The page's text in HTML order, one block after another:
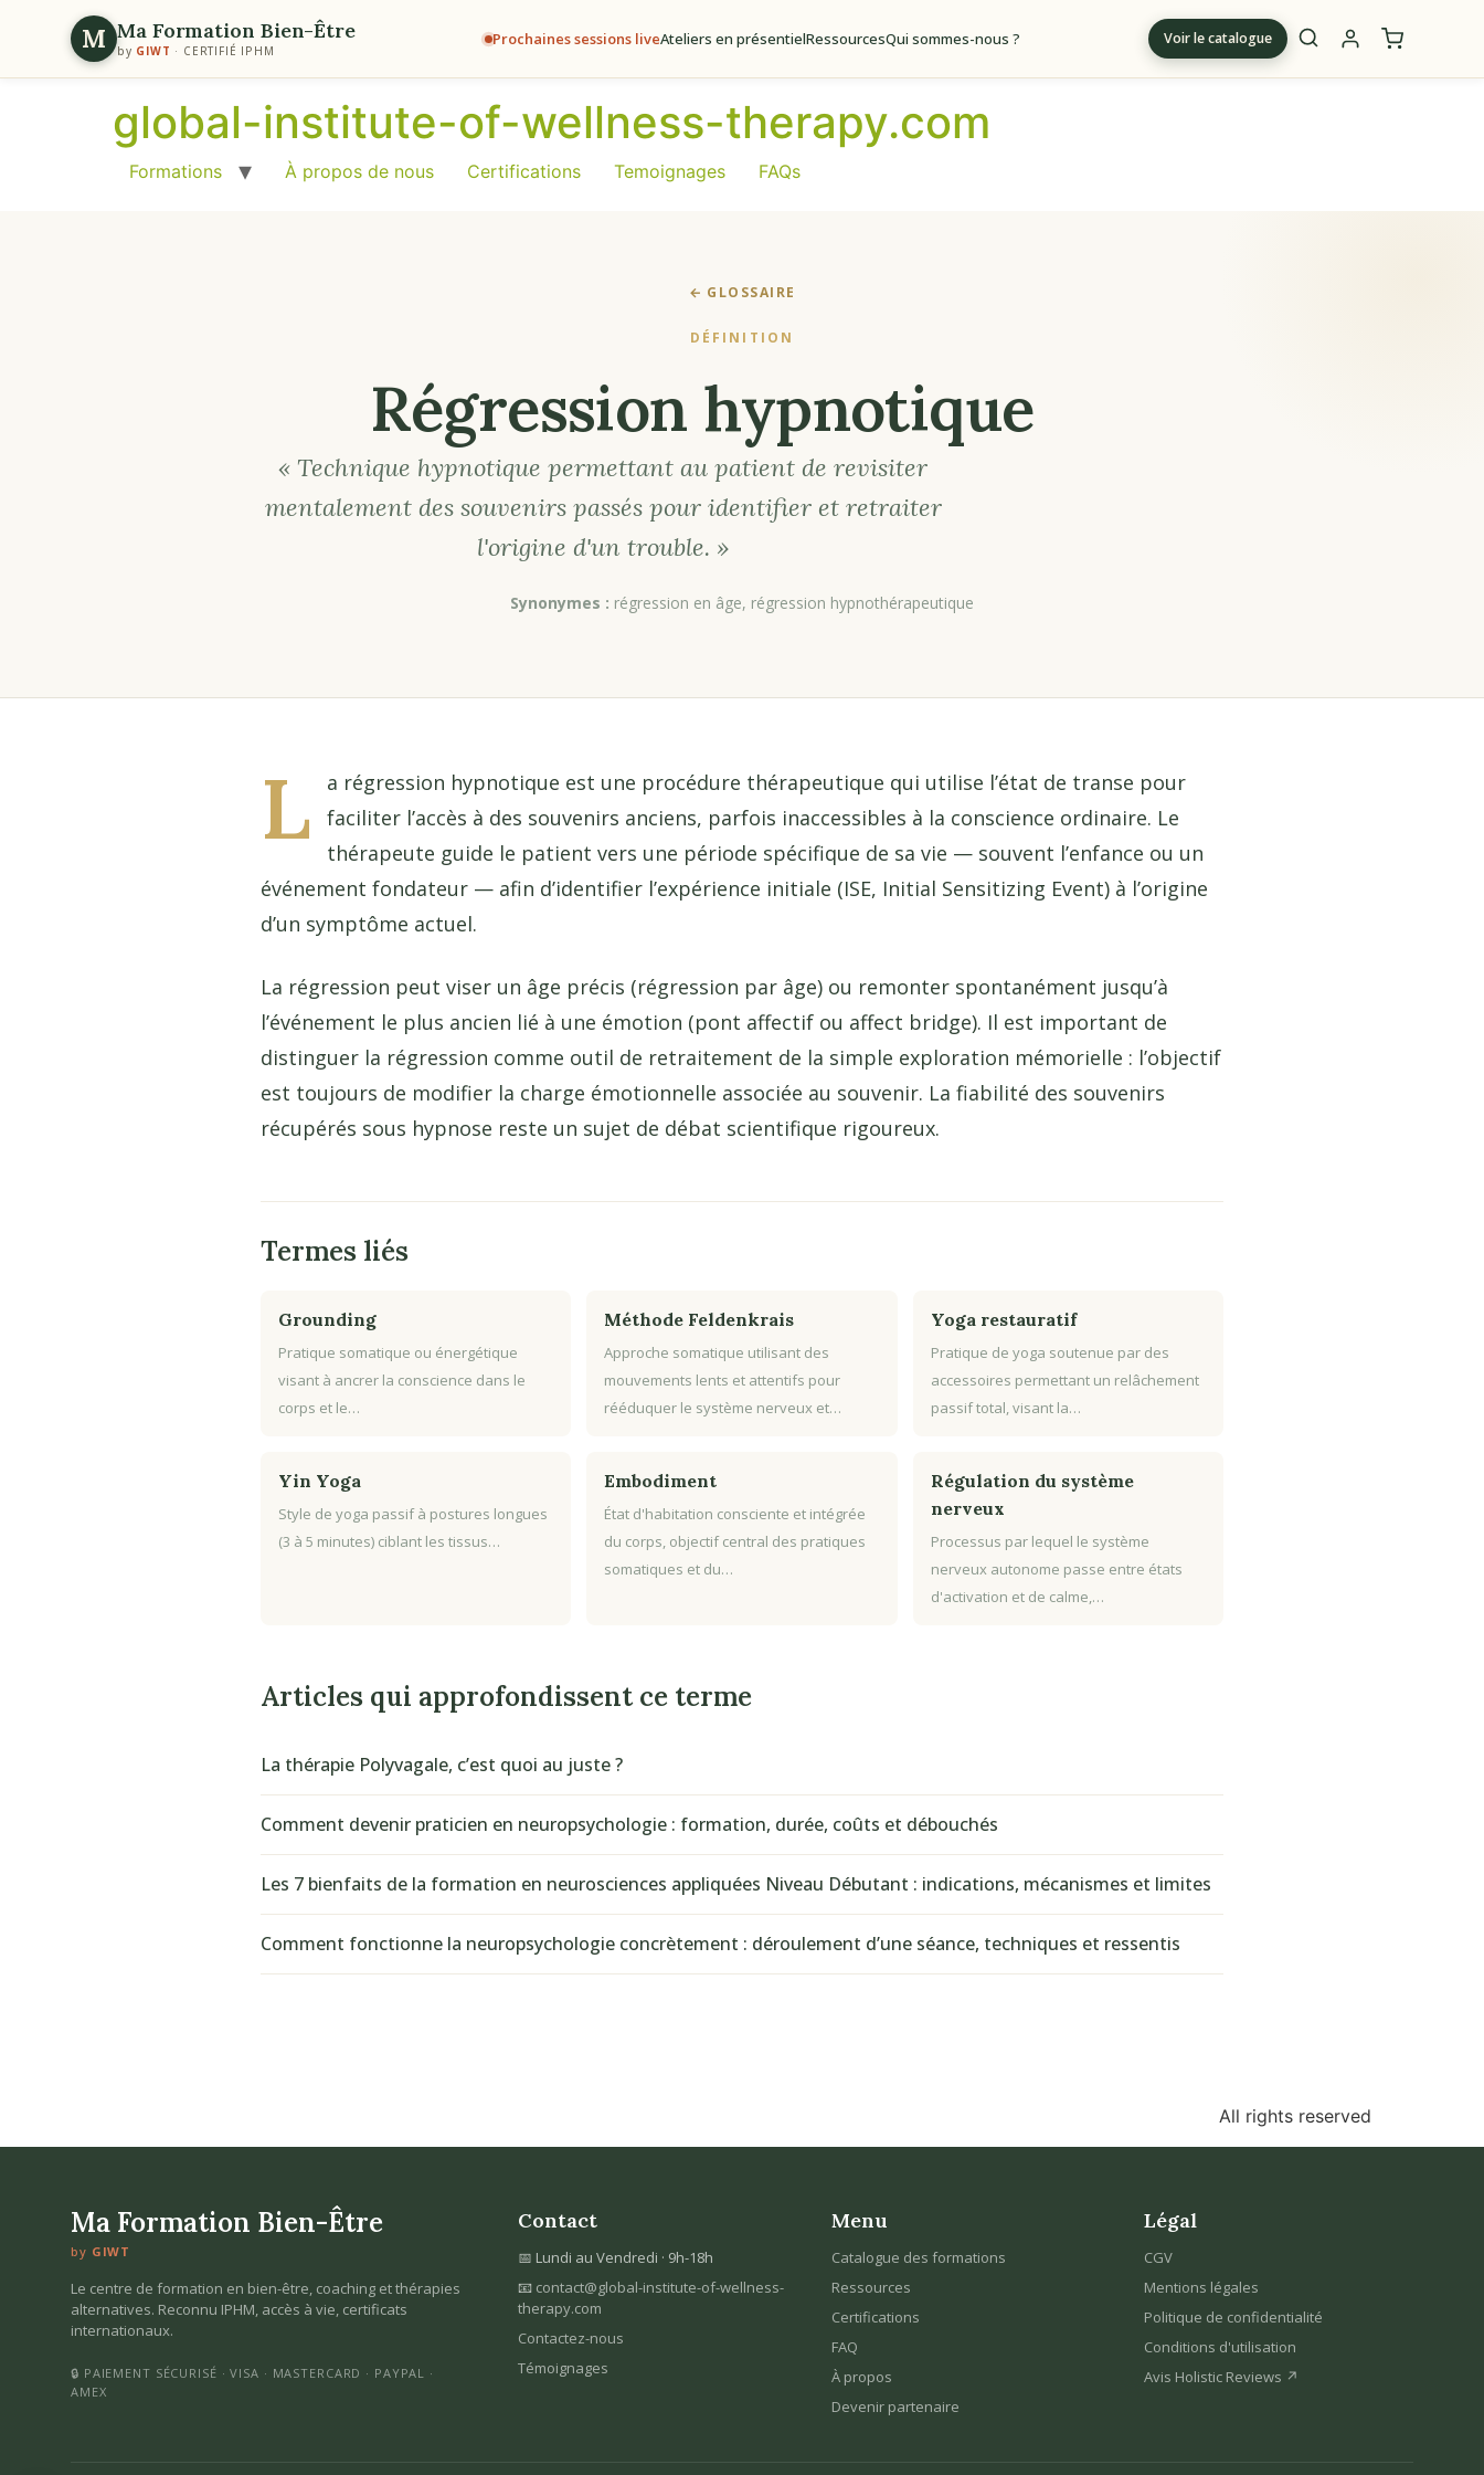
M Ma Formation Bien-Être
by GIWT · CERTIFIÉ IPHM
Prochaines sessions liveAteliers en présentielRessourcesQui sommes-nous ? Voir le catalogue
global-institute-of-wellness-therapy.com
Formations À propos de nous Certifications Temoignages FAQs
← GLOSSAIRE
DÉFINITION
Régression hypnotique
« Technique hypnotique permettant au patient de revisiter
mentalement des souvenirs passés pour identifier et retraiter
l'origine d'un trouble. »
Synonymes : régression en âge, régression hypnothérapeutique
L
a régression hypnotique est une procédure thérapeutique qui utilise l’état de transe pour
faciliter l’accès à des souvenirs anciens, parfois inaccessibles à la conscience ordinaire. Le
thérapeute guide le patient vers une période spécifique de sa vie — souvent l’enfance ou un
événement fondateur — afin d’identifier l’expérience initiale (ISE, Initial Sensitizing Event) à l’origine
d’un symptôme actuel.
La régression peut viser un âge précis (régression par âge) ou remonter spontanément jusqu’à
l’événement le plus ancien lié à une émotion (pont affectif ou affect bridge). Il est important de
distinguer la régression comme outil de retraitement de la simple exploration mémorielle : l’objectif
est toujours de modifier la charge émotionnelle associée au souvenir. La fiabilité des souvenirs
récupérés sous hypnose reste un sujet de débat scientifique rigoureux.
Termes liés
Grounding
Pratique somatique ou énergétique
visant à ancrer la conscience dans le
corps et le…
Méthode Feldenkrais
Approche somatique utilisant des
mouvements lents et attentifs pour
rééduquer le système nerveux et…
Yoga restauratif
Pratique de yoga soutenue par des
accessoires permettant un relâchement
passif total, visant la…
Yin Yoga
Style de yoga passif à postures longues
(3 à 5 minutes) ciblant les tissus…
Embodiment
État d'habitation consciente et intégrée
du corps, objectif central des pratiques
somatiques et du…
Régulation du système
nerveux
Processus par lequel le système
nerveux autonome passe entre états
d'activation et de calme,…
Articles qui approfondissent ce terme
La thérapie Polyvagale, c’est quoi au juste ?
Comment devenir praticien en neuropsychologie : formation, durée, coûts et débouchés
Les 7 bienfaits de la formation en neurosciences appliquées Niveau Débutant : indications, mécanismes et limites
Comment fonctionne la neuropsychologie concrètement : déroulement d’une séance, techniques et ressentis
All rights reserved
Ma Formation Bien-Être
by GIWT
Le centre de formation en bien-être, coaching et thérapies
alternatives. Reconnu IPHM, accès à vie, certificats
internationaux.
🔒 PAIEMENT SÉCURISÉ · VISA · MASTERCARD · PAYPAL ·
AMEX
Contact
📅 Lundi au Vendredi · 9h-18h
📧 contact@global-institute-of-wellness-
therapy.com
Contactez-nous
Témoignages
Menu
Catalogue des formations
Ressources
Certifications
FAQ
À propos
Devenir partenaire
Légal
CGV
Mentions légales
Politique de confidentialité
Conditions d'utilisation
Avis Holistic Reviews ↗